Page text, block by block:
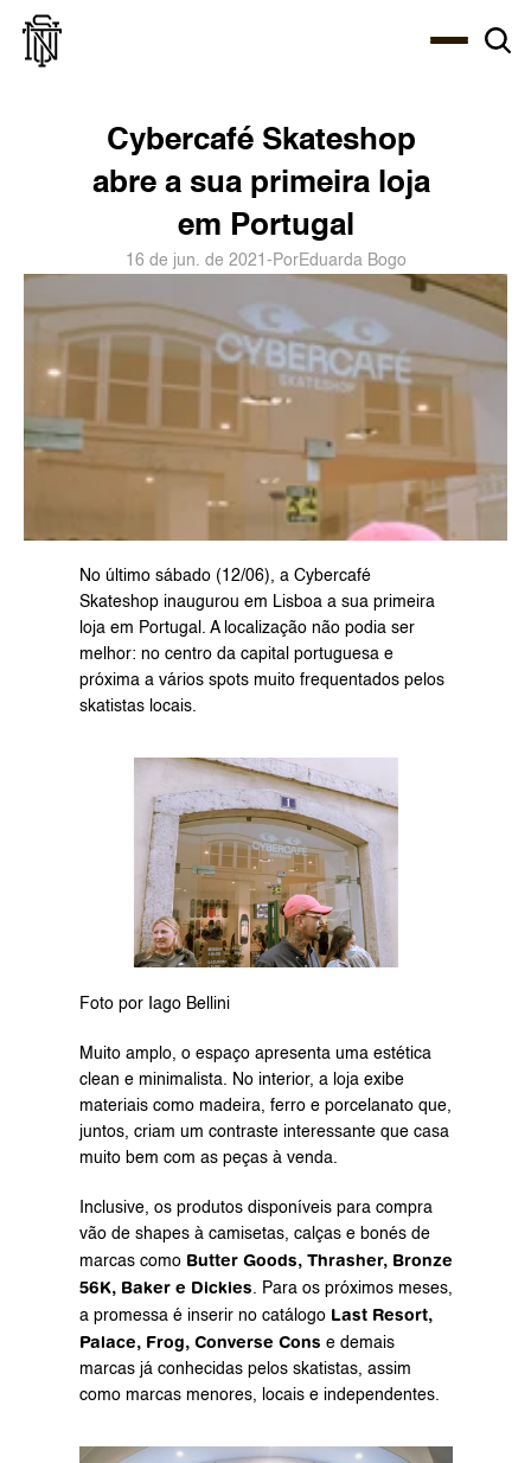
Cybercafé Skateshop
abre a sua primeira loja
em Portugal
16 de jun. de 2021 - PorEduarda Bogo
No último sábado (12/06), a Cybercafé
Skateshop inaugurou em Lisboa a sua primeira
loja em Portugal. A localização não podia ser
melhor: no centro da capital portuguesa e
próxima a vários spots muito frequentados pelos
skatistas locais.
Foto por Iago Bellini
Muito amplo, o espaço apresenta uma estética
clean e minimalista. No interior, a loja exibe
materiais como madeira, ferro e porcelanato que,
juntos, criam um contraste interessante que casa
muito bem com as peças à venda.
Inclusive, os produtos disponíveis para compra
vão de shapes à camisetas, calças e bonés de
marcas como Butter Goods, Thrasher, Bronze
56K, Baker e Dickies. Para os próximos meses,
a promessa é inserir no catálogo Last Resort,
Palace, Frog, Converse Cons e demais
marcas já conhecidas pelos skatistas, assim
como marcas menores, locais e independentes.